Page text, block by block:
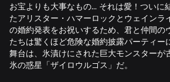
お宝よりも大事なもの... それは愛！ついに
たアリスター・ハマーロックとウェインラ
の婚約発表をお祝いするため、君と仲間の
たちは驚くほど危険な婚約披露パーティー
舞台は、氷漬けにされた巨大モンスターが
氷の惑星「ザイロウルゴス」だ。